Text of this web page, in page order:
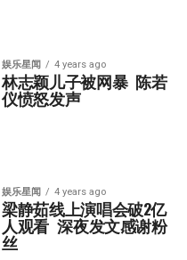
娱乐星闻 4 years ago
林志颖儿子被网暴  陈若
仪愤怒发声
娱乐星闻 4 years ago
梁静茹线上演唱会破2亿
人观看  深夜发文感谢粉
丝